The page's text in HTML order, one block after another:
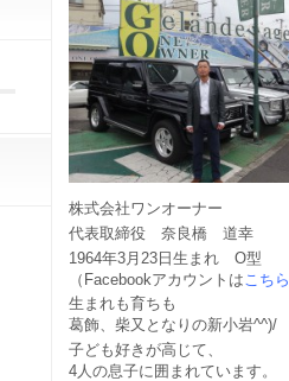
株式会社ワンオーナー
代表取締役 奈良橋 道幸
1964年3月23日生まれ O型
（Facebookアカウントは こちら
生まれも育ちも
葛飾、柴又となりの新小岩^^)/
子ども好きが高じて、
4人の息子に囲まれています。